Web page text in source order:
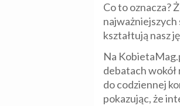
Co to oznacza?
najważniejszych
kształtują nasz
Na
debatach
do codziennej
pokazując, że